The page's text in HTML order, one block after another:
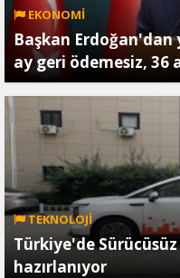
EKONOMİ
Başkan
ay geri ödemesiz, 36
TEKNOLOJİ
Türkiye'de
hazırlanıyor